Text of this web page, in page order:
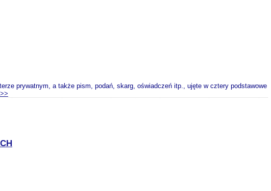
prywatnym, a także pism, podań, skarg, oświadczeń itp., ujęte w cztery podstawowe